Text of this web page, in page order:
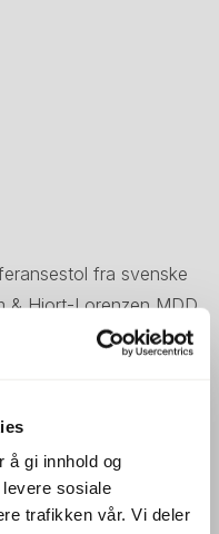
å gi innhold og
sosiale
trafikken vår. Vi deler
fra svenske
& Hiort-Lorenzen MDD.
innbydende formspråk,
stables, noe som
for fleksible
utformingen gir